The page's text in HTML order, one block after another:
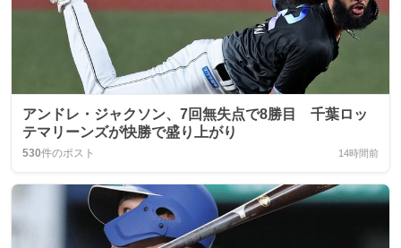
アンドレ・ジャクソン、7回無失点で8勝目 千葉ロッ
テマリーンズが快勝で盛り上がり
530件のポスト 14時間前